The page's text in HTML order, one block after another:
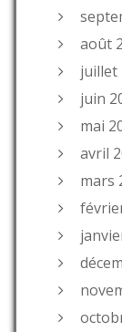
août
juillet
juin
mai
avril
mars